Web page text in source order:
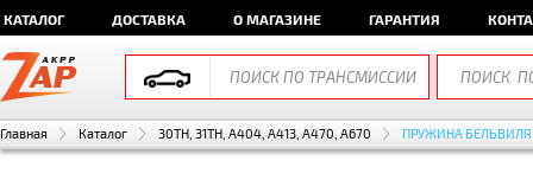
КАТАЛОГ ДОСТАВКА О МАГАЗИНЕ ГАРАНТИЯ
Главная Каталог 30TH, 31TH, A404, A413, A470, A670 ПРУЖИНА БЕЛЬВИЛЯ